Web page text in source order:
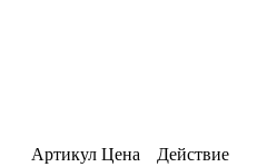
Артикул Цена
Действие